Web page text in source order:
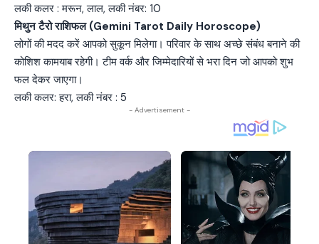
लकी कलर : मरून, लाल, लकी नंबर: 10
मिथुन टैरो राशिफल (Gemini Tarot Daily Horoscope)
लोगों की मदद करें आपको सुकून मिलेगा। परिवार के साथ अच्छे संबंध बनाने की
कोशिश कामयाब रहेगी। टीम वर्क और जिम्मेदारियों से भरा दिन जो आपको शुभ
फल देकर जाएगा।
लकी कलर: हरा, लकी नंबर : 5
- Advertisement -